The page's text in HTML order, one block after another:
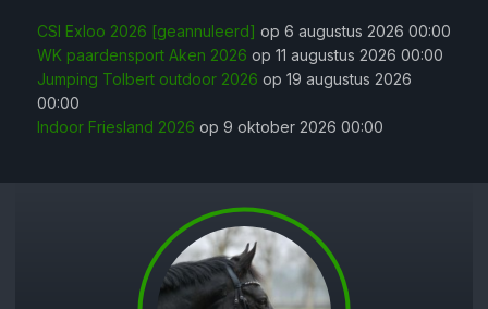
CSI Exloo 2026 [geannuleerd] op 6 augustus 2026 00:00
WK paardensport Aken 2026 op 11 augustus 2026 00:00
Jumping Tolbert outdoor 2026 op 19 augustus 2026
00:00
Indoor Friesland 2026 op 9 oktober 2026 00:00